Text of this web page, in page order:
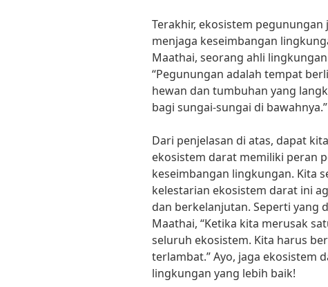
Terakhir, ekosistem
menjaga keseimbangan
Maathai, seorang ahli
“Pegunungan adalah tempat
hewan dan tumbuhan yang
bagi sungai-sungai di bawahnya.”
Dari penjelasan di atas, dapat
ekosistem darat memiliki peran
keseimbangan lingkungan. Kita
kelestarian ekosistem darat ini
dan berkelanjutan. Seperti yang
Maathai, “Ketika kita merusak
seluruh ekosistem. Kita harus
terlambat.” Ayo, jaga ekosistem
lingkungan yang lebih baik!